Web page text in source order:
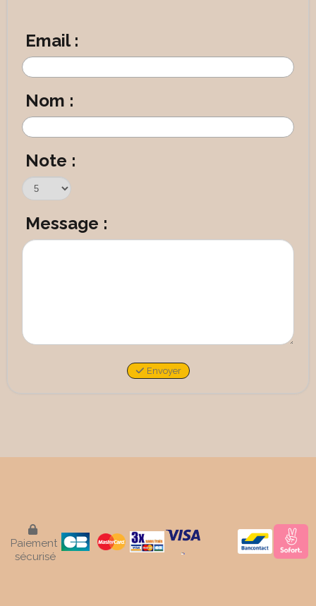
Email :
Nom :
Note :
Message :
Envoyer

Paiement
sécurisé